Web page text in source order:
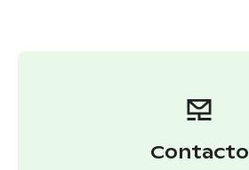
Contacto